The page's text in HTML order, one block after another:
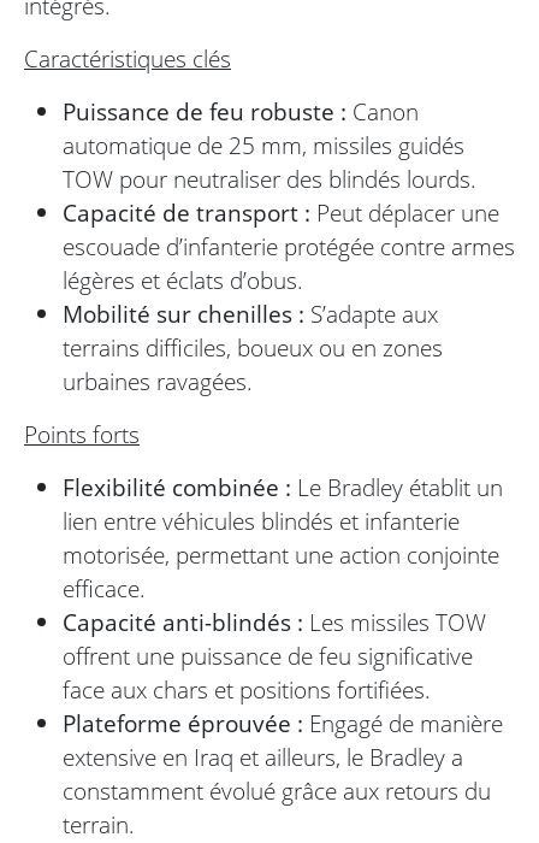
Caractéristiques clés
Puissance de feu robuste : Canon
automatique de 25 mm, missiles guidés
TOW pour neutraliser des blindés lourds.
Capacité de transport : Peut déplacer une
escouade d’infanterie protégée contre armes
légères et éclats d’obus.
Mobilité sur chenilles : S’adapte aux
terrains difficiles, boueux ou en zones
urbaines ravagées.
Points forts
Flexibilité combinée : Le Bradley établit un
lien entre véhicules blindés et infanterie
motorisée, permettant une action conjointe
efficace.
Capacité anti-blindés : Les missiles TOW
offrent une puissance de feu significative
face aux chars et positions fortifiées.
Plateforme éprouvée : Engagé de manière
extensive en Iraq et ailleurs, le Bradley a
constamment évolué grâce aux retours du
terrain.